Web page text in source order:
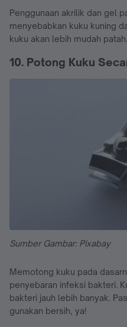
Penggunaan akrilik dan gel
menyebabkan kuku kuning
kuku akan lebih mudah patah.
10. Potong Kuku
Sumber Gambar: Pixabay
Memotong kuku pada
penyebaran infeksi bakteri.
bakteri jauh lebih banyak.
gunakan bersih, ya!